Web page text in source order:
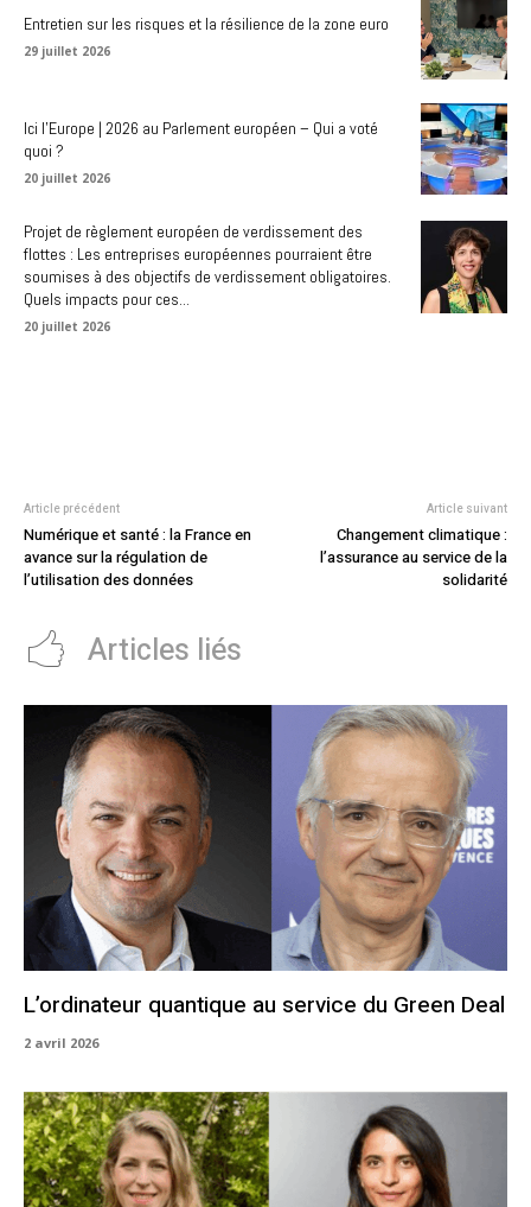
Entretien sur les risques et la résilience de la zone euro
29 juillet 2026
Ici l’Europe | 2026 au Parlement européen – Qui a voté
quoi ?
20 juillet 2026
Projet de règlement européen de verdissement des
flottes : Les entreprises européennes pourraient être
soumises à des objectifs de verdissement obligatoires.
Quels impacts pour ces...
20 juillet 2026
Article précédent
Numérique et santé : la France en
avance sur la régulation de
l’utilisation des données
Article suivant
Changement climatique :
l’assurance au service de la
solidarité
Articles liés
L’ordinateur quantique au service du Green Deal
2 avril 2026